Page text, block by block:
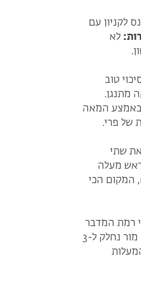
לקניון עם
לא
טוב
מתנגן.
באמצע המאה
שתי
מעלה
המקום הכי
רמת המדבר
וראש המעלה נמצאים ברמה הנמוכה ביותר על שפת המצוק. תוואי מהלכו של מעלה מור נחלק ל-3